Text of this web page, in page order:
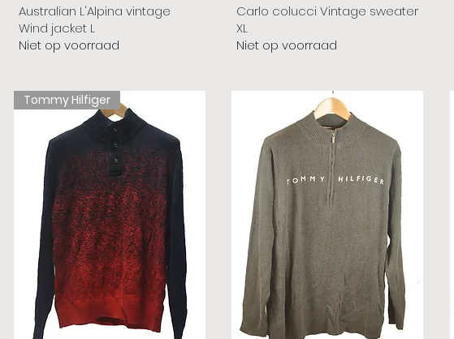
Australian L'Alpina vintage
Wind jacket L
Niet op voorraad
Carlo colucci Vintage sweater
XL
Niet op voorraad
Tommy Hilfiger